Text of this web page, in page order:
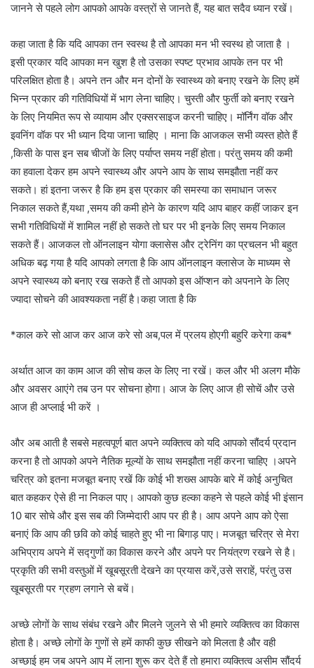
जानने से पहले लोग आपको आपके वस्त्रों से जानते हैं, यह बात सदैव ध्यान रखें।
कहा जाता है कि यदि आपका तन स्वस्थ है तो आपका मन भी स्वस्थ हो जाता है ।
इसी प्रकार यदि आपका मन खुश है तो उसका स्पष्ट प्रभाव आपके तन पर भी
परिलक्षित होता है। अपने तन और मन दोनों के स्वास्थ्य को बनाए रखने के लिए हमें
भिन्न प्रकार की गतिविधियों में भाग लेना चाहिए। चुस्ती और फुर्ती को बनाए रखने
के लिए नियमित रूप से व्यायाम और एक्सरसाइज करनी चाहिए। मॉर्निंग वॉक और
इवनिंग वॉक पर भी ध्यान दिया जाना चाहिए । माना कि आजकल सभी व्यस्त होते हैं
,किसी के पास इन सब चीजों के लिए पर्याप्त समय नहीं होता। परंतु समय की कमी
का हवाला देकर हम अपने स्वास्थ्य और अपने आप के साथ समझौता नहीं कर
सकते। हां इतना जरूर है कि हम इस प्रकार की समस्या का समाधान जरूर
निकाल सकते हैं,यथा ,समय की कमी होने के कारण यदि आप बाहर कहीं जाकर इन
सभी गतिविधियों में शामिल नहीं हो सकते तो घर पर भी इनके लिए समय निकाल
सकते हैं। आजकल तो ऑनलाइन योगा क्लासेस और ट्रेनिंग का प्रचलन भी बहुत
अधिक बढ़ गया है यदि आपको लगता है कि आप ऑनलाइन क्लासेज के माध्यम से
अपने स्वास्थ्य को बनाए रख सकते हैं तो आपको इस ऑप्शन को अपनाने के लिए
ज्यादा सोचने की आवश्यकता नहीं है।कहा जाता है कि
*काल करे सो आज कर आज करे सो अब,पल में प्रलय होएगी बहुरि करेगा कब*
अर्थात आज का काम आज की सोच कल के लिए ना रखें। कल और भी अलग मौके
और अवसर आएंगे तब उन पर सोचना होगा। आज के लिए आज ही सोचें और उसे
आज ही अप्लाई भी करें ।
और अब आती है सबसे महत्वपूर्ण बात अपने व्यक्तित्व को यदि आपको सौंदर्य प्रदान
करना है तो आपको अपने नैतिक मूल्यों के साथ समझौता नहीं करना चाहिए ।अपने
चरित्र को इतना मजबूत बनाए रखें कि कोई भी शख्स आपके बारे में कोई अनुचित
बात कहकर ऐसे ही ना निकल पाए। आपको कुछ हल्का कहने से पहले कोई भी इंसान
10 बार सोचे और इस सब की जिम्मेदारी आप पर ही है। आप अपने आप को ऐसा
बनाएं कि आप की छवि को कोई चाहते हुए भी ना बिगाड़ पाए। मजबूत चरित्र से मेरा
अभिप्राय अपने में सद्गुणों का विकास करने और अपने पर नियंत्रण रखने से है।
प्रकृति की सभी वस्तुओं में खूबसूरती देखने का प्रयास करें,उसे सराहें, परंतु उस
खूबसूरती पर ग्रहण लगाने से बचें।
अच्छे लोगों के साथ संबंध रखने और मिलने जुलने से भी हमारे व्यक्तित्व का विकास
होता है। अच्छे लोगों के गुणों से हमें काफी कुछ सीखने को मिलता है और वही
अच्छाई हम जब अपने आप में लाना शुरू कर देते हैं तो हमारा व्यक्तित्व असीम सौंदर्य